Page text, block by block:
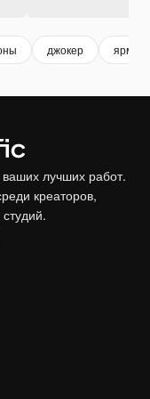
джокер
лучших работ.
креаторов,